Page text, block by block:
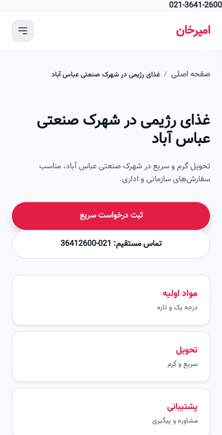
021-
اصلی / غذای رژیمی در شهرک صنعتی عباس آباد
رژیمی در شهرک صنعتی
آباد
گرم و سریع در شهرک صنعتی عباس آباد، مناسب
سازمانی و اداری.
ثبت درخواست سریع
تماس مستقیم: 021-36412600
مواد اولیه
درجه یک و تازه
سریع و گرم
پشتیبانی
مشاوره و پیگیری